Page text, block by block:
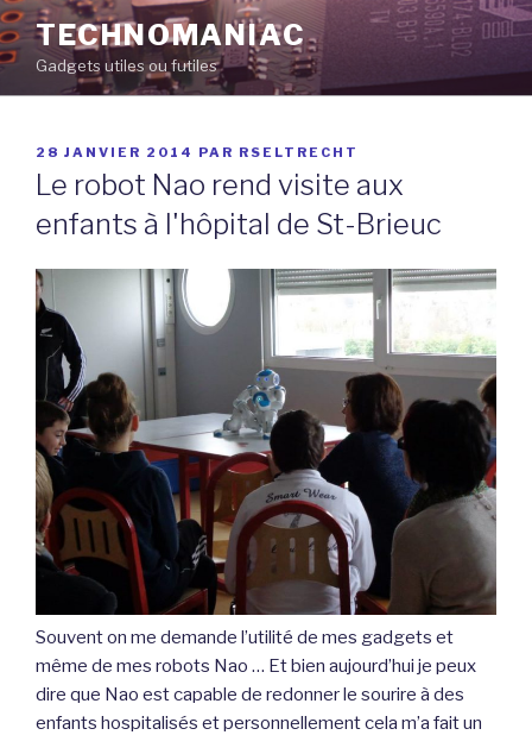
Aller
au
contenu
principal
TECHNOMANIAC
Gadgets utiles ou futiles
PUBLIÉ
LE
28 JANVIER 2014 PAR RSELTRECHT
Le robot Nao rend visite aux
enfants à l'hôpital de St-Brieuc
Souvent on me demande l’utilité de mes gadgets et
même de mes robots Nao … Et bien aujourd’hui je peux
dire que Nao est capable de redonner le sourire à des
enfants hospitalisés et personnellement cela m’a fait un